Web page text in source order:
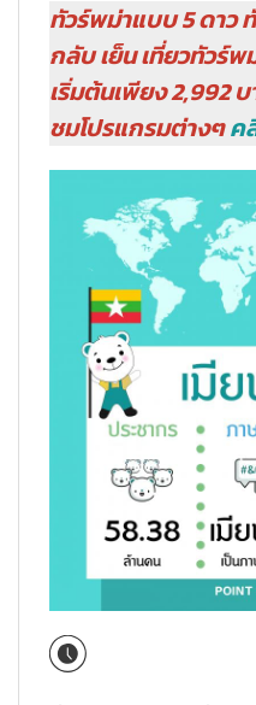
ทัวร์พม่าแบบ 5 ดาว
กลับ เย็น เที่ยวทัวร์พ
เริ่มต้นเพียง 2,992
ชมโปรแกรมต่างๆค